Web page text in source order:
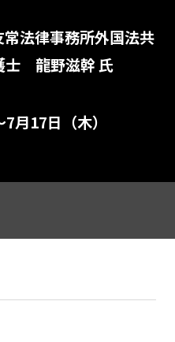
法律事務所外国法共
士 龍野滋幹 氏
月17日（木）